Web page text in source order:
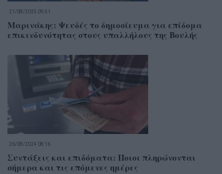
21/08/2025 09:51
Μαρινάκης: Ψευδές το δημοσίευμα για επίδομα
επικινδυνότητας στους υπαλλήλους της Βουλής
26/08/2024 08:16
Συντάξεις και επιδόματα: Ποιοι πληρώνονται
σήμερα και τις επόμενες ημέρες